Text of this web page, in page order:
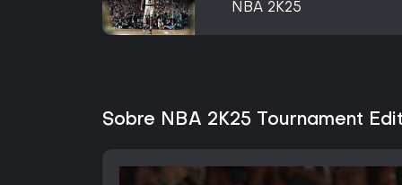
NBA 2K25
Sobre NBA 2K25 Tournament